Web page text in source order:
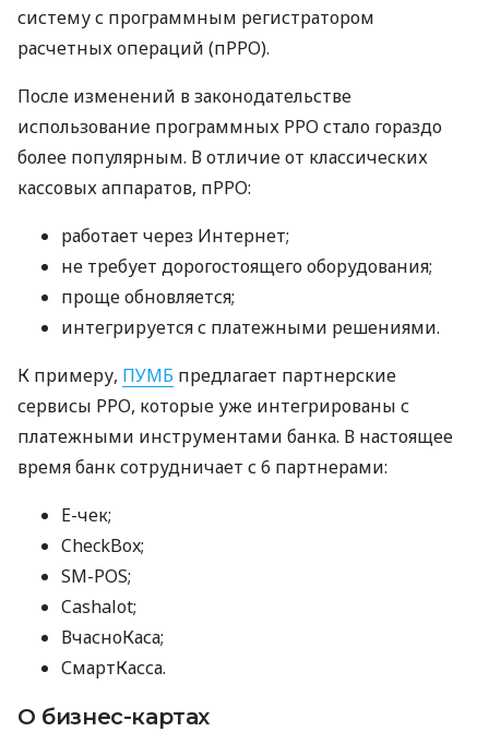
систему с программным регистратором
расчетных операций (пРРО).
После изменений в законодательстве
использование программных РРО стало гораздо
более популярным. В отличие от классических
кассовых аппаратов, пРРО:
работает через Интернет;
не требует дорогостоящего оборудования;
проще обновляется;
интегрируется с платежными решениями.
К примеру, ПУМБ предлагает партнерские
сервисы РРО, которые уже интегрированы с
платежными инструментами банка. В настоящее
время банк сотрудничает с 6 партнерами:
E-чек;
CheckBox;
SM-POS;
Cashalot;
ВчасноКаса;
СмартКасса.
О бизнес-картах